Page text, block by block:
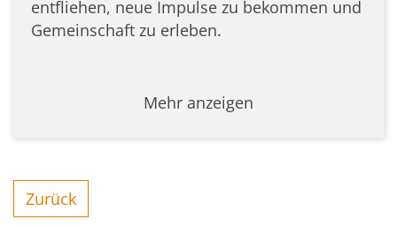
entfliehen, neue Impulse zu bekommen und
Gemeinschaft zu erleben.
Mehr anzeigen
Zurück